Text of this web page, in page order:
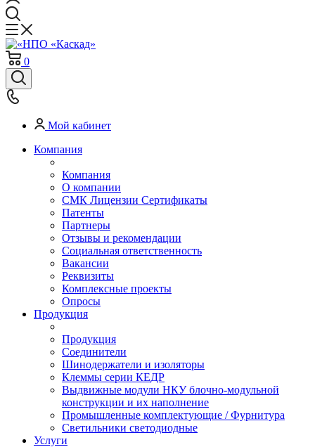
0
Мой кабинет
Компания
Компания
О компании
СМК Лицензии Сертификаты
Патенты
Партнеры
Отзывы и рекомендации
Социальная ответственность
Вакансии
Реквизиты
Комплексные проекты
Опросы
Продукция
Продукция
Соединители
Шинодержатели и изоляторы
Клеммы серии КЕДР
Выдвижные модули НКУ блочно-модульной
конструкции и их наполнение
Промышленные комплектующие / Фурнитура
Светильники светодиодные
Услуги